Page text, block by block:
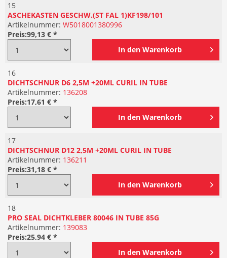
15
ASCHEKASTEN GESCHW.(ST FAL 1)KF198/101
Artikelnummer: W5018001380996
Preis:99,13 € *
In den Warenkorb
16
DICHTSCHNUR D6 2,5M +20ML CURIL IN TUBE
Artikelnummer: 136208
Preis:17,61 € *
In den Warenkorb
17
DICHTSCHNUR D12 2,5M +20ML CURIL IN TUBE
Artikelnummer: 136211
Preis:31,18 € *
In den Warenkorb
18
PRO SEAL DICHTKLEBER 80046 IN TUBE 85G
Artikelnummer: 139083
Preis:25,94 € *
In den Warenkorb